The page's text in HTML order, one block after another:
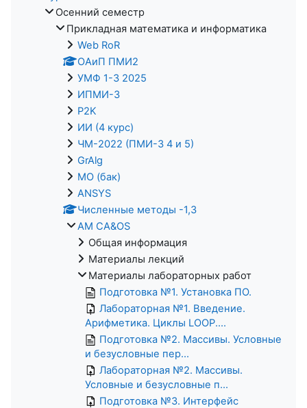
Осенний семестр
Прикладная математика и информатика
Web RoR
ОАиП ПМИ2
УМФ 1-3 2025
ИПМИ-3
P2K
ИИ (4 курс)
ЧМ-2022 (ПМИ-3 4 и 5)
GrAlg
МО (бак)
ANSYS
Численные методы -1,3
AM CA&OS
Общая информация
Материалы лекций
Материалы лабораторных работ
Подготовка №1. Установка ПО.
Лабораторная №1. Введение.
Арифметика. Циклы LOOP....
Подготовка №2. Массивы. Условные
и безусловные пер...
Лабораторная №2. Массивы.
Условные и безусловные п...
Подготовка №3. Интерфейс